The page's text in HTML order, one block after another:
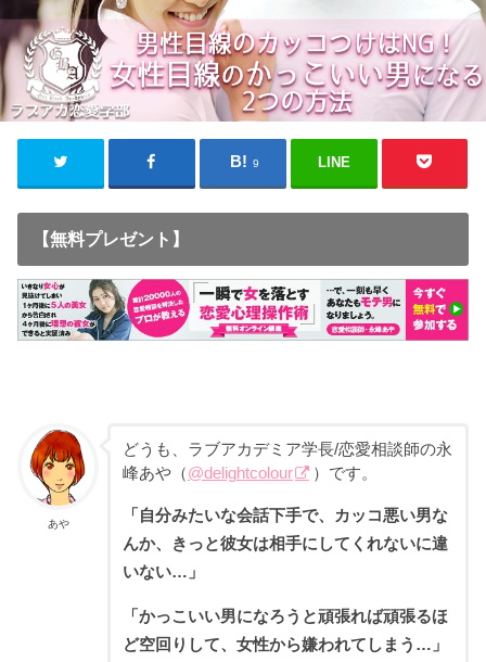
9 LINE
【無料プレゼント】
あや
どうも、ラブアカデミア学長/恋愛相談師の永
峰あや（@delightcolour ）です。
「自分みたいな会話下手で、カッコ悪い男な
んか、きっと彼女は相手にしてくれないに違
いない…」
「かっこいい男になろうと頑張れば頑張るほ
ど空回りして、女性から嫌われてしまう…」